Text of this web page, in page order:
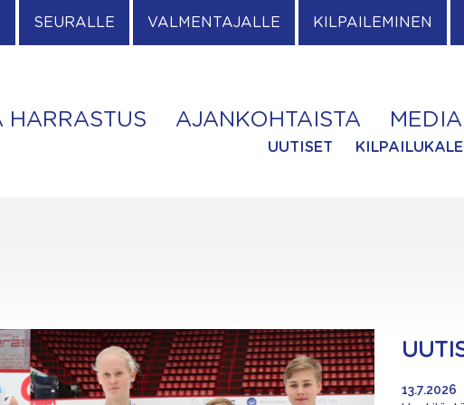
SEURALLE VALMENTAJALLE KILPAILEMINEN
HARRASTUS AJANKOHTAISTA MEDIA
UUTISET
13.7.2026